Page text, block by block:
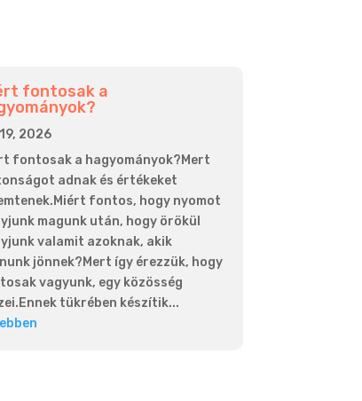
fontosak a
2026
fontosak a hagyományok?Mert
adnak és értékeket
fontos, hogy nyomot
magunk után, hogy örökül
valamit azoknak, akik
jönnek?Mert így érezzük, hogy
vagyunk, egy közösség
tükrében készítik...